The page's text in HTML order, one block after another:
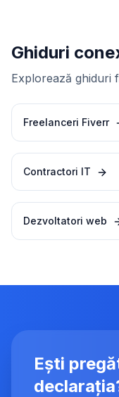
Ghiduri
Explorează ghiduri
Freelanceri Fiverr
Contractori IT
Dezvoltatori web
Ești